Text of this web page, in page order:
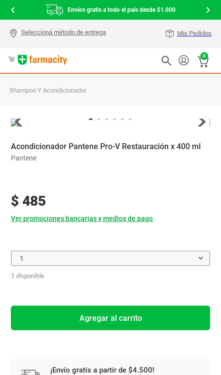
Envíos gratis a todo el país desde $1.000
Mis Pedidos
0
Shampoo Y Acondicionador
Acondicionador Pantene Pro-V Restauración x 400 ml
Pantene
$ 485
Ver promociones bancarias y medios de pago
1
1 disponible
Agregar al carrito
¡Envío gratis a partir de $4.500!